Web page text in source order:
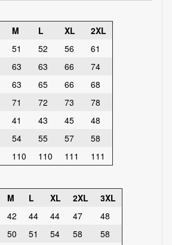
M L XL
2XL
51 52 56
61
63 63 66
74
63 65 66
68
71 72 73
78
41 43 45
48
54 55 57
58
110 110 111 111
M L XL 2XL
3XL
42 44 44 47
48
50 51 54 58
58